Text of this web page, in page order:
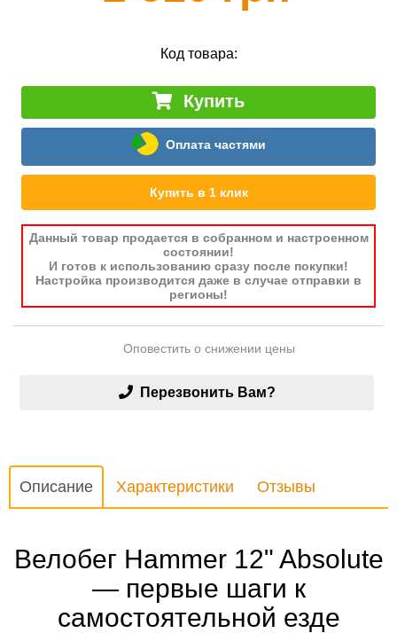
Код товара:
Купить
Оплата частями
Купить в 1 клик
Данный товар продается в собранном и настроенном
состоянии!
И готов к использованию сразу после покупки!
Настройка производится даже в случае отправки в
регионы!
Оповестить о снижении цены
Перезвонить Вам?
Описание Характеристики Отзывы
Велобег Hammer 12" Absolute
— первые шаги к
самостоятельной езде